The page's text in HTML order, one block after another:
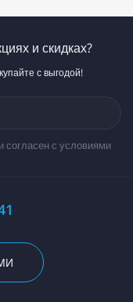
и скидках?
с выгодой!
и согласен с условиями